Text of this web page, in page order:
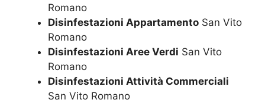
Romano
Disinfestazioni Appartamento San Vito
Romano
Disinfestazioni Aree Verdi San Vito
Romano
Disinfestazioni Attività Commerciali
San Vito Romano